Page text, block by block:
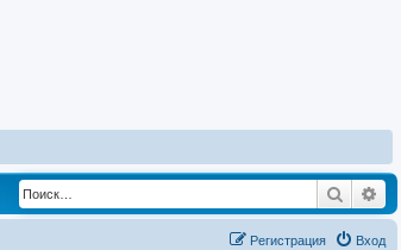
Поиск
Вход
Регистрация